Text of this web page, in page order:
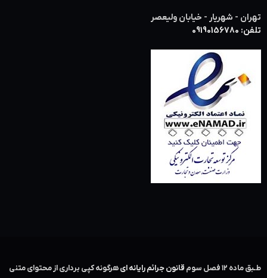
تهران - شهریار - خیابان ولیعصر
تلفن: 09190156780
طـبق ماده ۱۲ فصل سوم ‌ قانون جرائم رایانه ایهرگونه کپی برداری از محتوای متنی